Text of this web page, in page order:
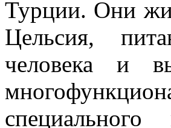
Турции. Они
Цельсия,
человека и